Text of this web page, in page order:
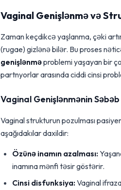
Vaginal Genişlənmə və
Zaman keçdikcə yaşlanma, çəki
(rugae) gizlənə bilər. Bu proses
genişlənməproblemi yaşayan bir
partnyorlar arasında ciddi cinsi
Vaginal Genişlənmənin
Vaginal strukturun pozulması
aşağıdakılar daxildir:
Özünə inamın azalması:
inamına mənfi təsir göstərir.
Cinsi disfunksiya:Vaginal